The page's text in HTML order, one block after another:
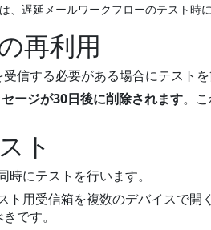
、遅延メールワークフローのテスト時
再利用
信する必要がある場合にテストを
ージが30日後に削除されます。
ト
にテストを行います。
ト用受信箱を複数のデバイスで
です。